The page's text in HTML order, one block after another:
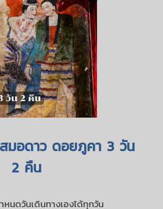
มอดาว ดอยภูคา 3 วัน
2 คืน
หนดวันเดินทางเองได้ทุกวัน